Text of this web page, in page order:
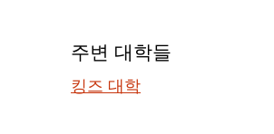
주변 대학들
킹즈 대학